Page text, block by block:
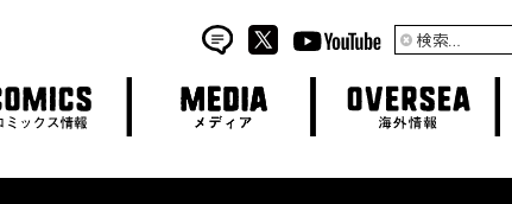
検
コミックス情報 メディア 海外情報